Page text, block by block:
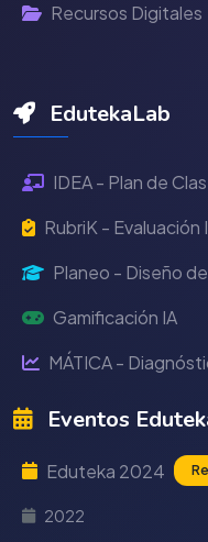
Recursos Digitales
EdutekaLab
IDEA - Plan de
RubriK - Evaluación
Planeo - Diseño
Gamificación IA
MÁTICA -
Eventos
Eduteka 2024
2022